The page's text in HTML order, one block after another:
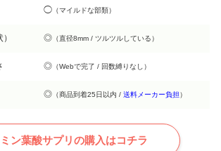
◯ （マイルドな部類）
◎ （直径8mm / ツルツルしている）
◎ （Webで完了 / 回数縛りなし）
◎ （商品到着25日以内 / 送料メーカー負担）
ン葉酸サプリの購入はコチラ